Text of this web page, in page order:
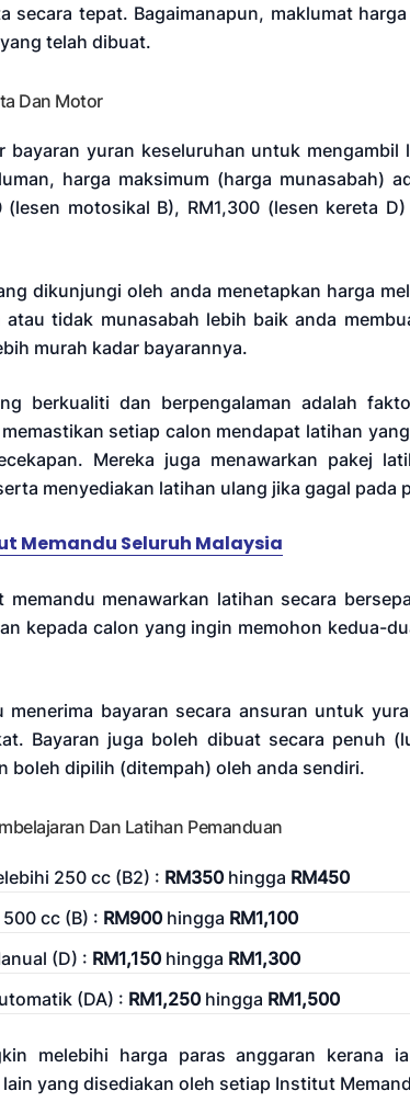
secara tepat. Bagaimanapun, maklumat
telah dibuat.
Dan Motor
bayaran yuran keseluruhan untuk
harga maksimum (harga munasabah)
(lesen motosikal B), RM1,300 (lesen kereta
dikunjungi oleh anda menetapkan harga
atau tidak munasabah lebih baik anda
murah kadar bayarannya.
berkualiti dan berpengalaman adalah
setiap calon mendapat latihan
Mereka juga menawarkan pakej
menyediakan latihan ulang jika gagal pada
Memandu Seluruh Malaysia
menawarkan latihan secara
kepada calon yang ingin memohon kedua-
menerima bayaran secara ansuran untuk
Bayaran juga boleh dibuat secara penuh
boleh dipilih (ditempah) oleh anda sendiri.
Dan Latihan Pemanduan
250 cc (B2) : RM350 hingga RM450
cc (B) : RM900 hingga RM1,100
(D) : RM1,150 hingga RM1,300
(DA) : RM1,250 hingga RM1,500
melebihi harga paras anggaran kerana
yang disediakan oleh setiap Institut